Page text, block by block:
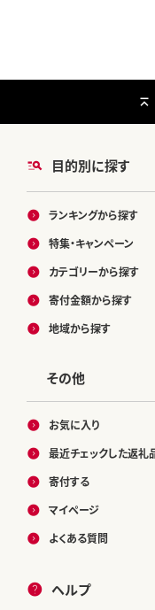
目的別に探す
ランキングから探す
特集・キャンペーン
カテゴリーから探す
寄付金額から探す
地域から探す
その他
お気に入り
最近チェックした返礼
寄付する
マイページ
よくある質問
ヘルプ